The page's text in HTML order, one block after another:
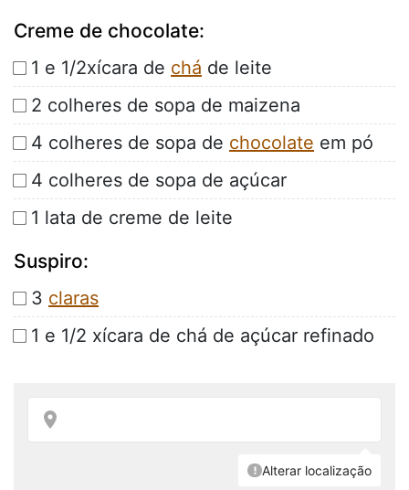
Creme de chocolate:
1 e 1/2xícara de chá de leite
2 colheres de sopa de maizena
4 colheres de sopa de chocolate em pó
4 colheres de sopa de açúcar
1 lata de creme de leite
Suspiro:
3 claras
1 e 1/2 xícara de chá de açúcar refinado